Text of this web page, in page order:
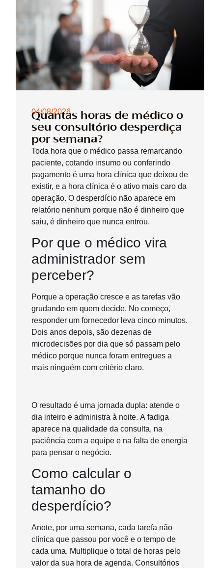
04/08/2026
Quantas horas de médico o
seu consultório desperdiça
por semana?
Toda hora que o médico passa remarcando
paciente, cotando insumo ou conferindo
pagamento é uma hora clínica que deixou de
existir, e a hora clínica é o ativo mais caro da
operação. O desperdício não aparece em
relatório nenhum porque não é dinheiro que
saiu, é dinheiro que nunca entrou.
Por que o médico vira
administrador sem
perceber?
Porque a operação cresce e as tarefas vão
grudando em quem decide. No começo,
responder um fornecedor leva cinco minutos.
Dois anos depois, são dezenas de
microdecisões por dia que só passam pelo
médico porque nunca foram entregues a
mais ninguém com critério claro.
O resultado é uma jornada dupla: atende o
dia inteiro e administra à noite. A fadiga
aparece na qualidade da consulta, na
paciência com a equipe e na falta de energia
para pensar o negócio.
Como calcular o
tamanho do
desperdício?
Anote, por uma semana, cada tarefa não
clínica que passou por você e o tempo de
cada uma. Multiplique o total de horas pelo
valor da sua hora de agenda. Consultórios